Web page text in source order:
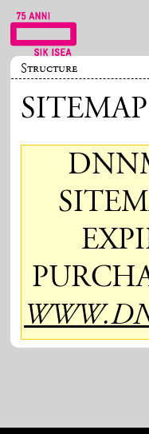
Structure
SITEMAP